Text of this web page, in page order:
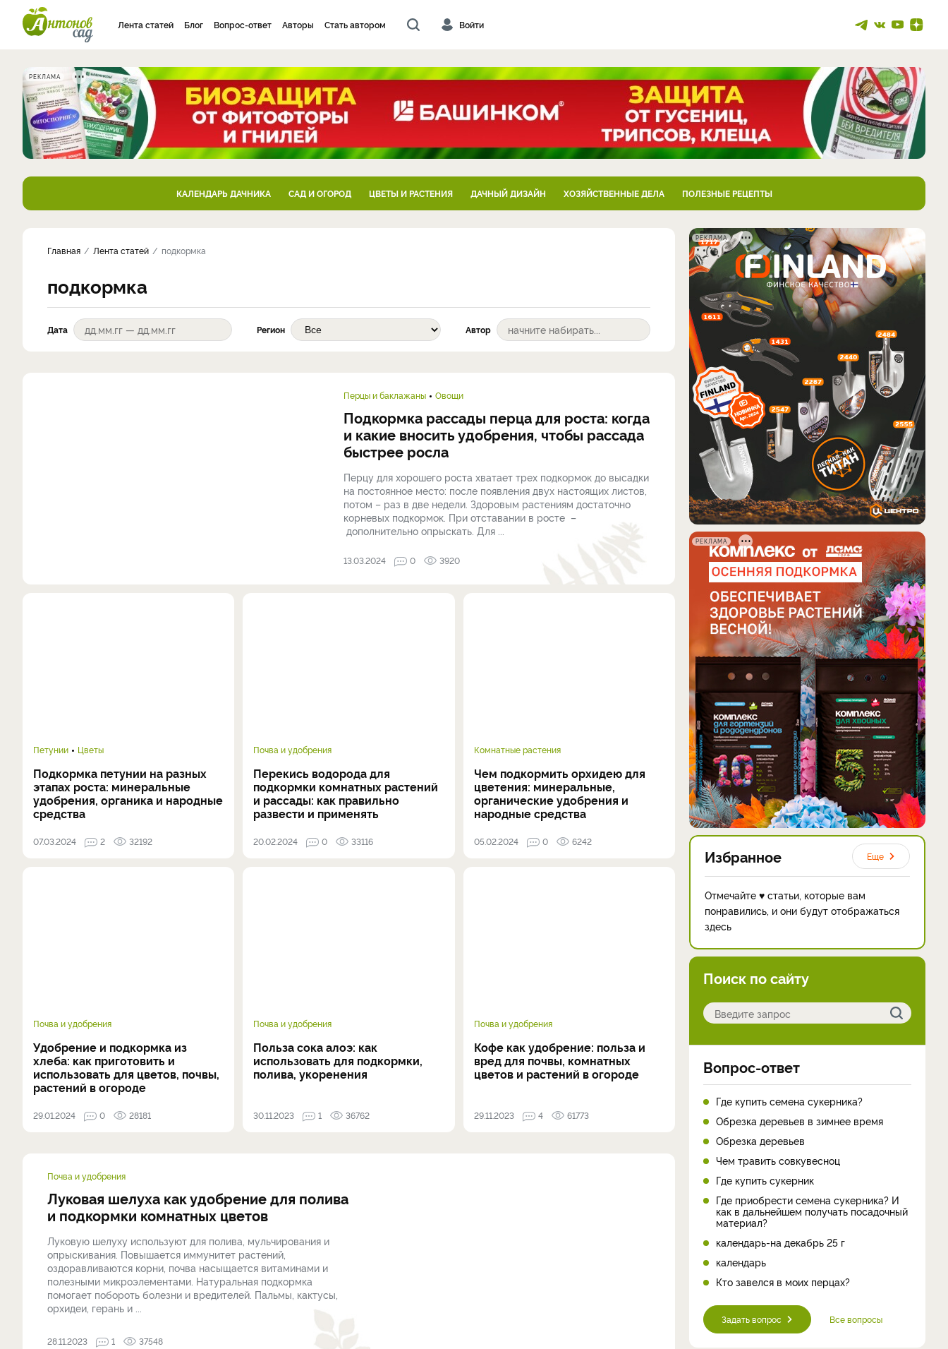
Лента статей Блог Вопрос-ответ Авторы Стать автором Войти
РЕКЛАМА
КАЛЕНДАРЬ ДАЧНИКА САД И ОГОРОД ЦВЕТЫ И РАСТЕНИЯ ДАЧНЫЙ ДИЗАЙН ХОЗЯЙСТВЕННЫЕ ДЕЛА ПОЛЕЗНЫЕ РЕЦЕПТЫ
Главная Лента статей подкормка
подкормка
Дата Регион Автор
Перцы и баклажаны Овощи
Подкормка рассады перца для роста: когда
и какие вносить удобрения, чтобы рассада
быстрее росла
Перцу для хорошего роста хватает трех подкормок до высадки
на постоянное место: после появления двух настоящих листов,
потом – раз в две недели. Здоровым растениям достаточно
корневых подкормок. При отставании в росте –
дополнительно опрыскать. Для ...
13.03.2024 0 3920
Петунии Цветы
Подкормка петунии на разных
этапах роста: минеральные
удобрения, органика и народные
средства
07.03.2024 2 32192
Почва и удобрения
Перекись водорода для
подкормки комнатных растений
и рассады: как правильно
развести и применять
20.02.2024 0 33116
Комнатные растения
Чем подкормить орхидею для
цветения: минеральные,
органические удобрения и
народные средства
05.02.2024 0 6242
Почва и удобрения
Удобрение и подкормка из
хлеба: как приготовить и
использовать для цветов, почвы,
растений в огороде
29.01.2024 0 28181
Почва и удобрения
Польза сока алоэ: как
использовать для подкормки,
полива, укоренения
30.11.2023 1 36762
Почва и удобрения
Кофе как удобрение: польза и
вред для почвы, комнатных
цветов и растений в огороде
29.11.2023 4 61773
Почва и удобрения
Луковая шелуха как удобрение для полива
и подкормки комнатных цветов
Луковую шелуху используют для полива, мульчирования и
опрыскивания. Повышается иммунитет растений,
оздоравливаются корни, почва насыщается витаминами и
полезными микроэлементами. Натуральная подкормка
помогает побороть болезни и вредителей. Пальмы, кактусы,
орхидеи, герань и ...
28.11.2023 1 37548
РЕКЛАМА
РЕКЛАМА
Избранное Еще
Отмечайте ♥ статьи, которые вам
понравились, и они будут отображаться
здесь
Поиск по сайту
Вопрос-ответ
Где купить семена сукерника?
Обрезка деревьев в зимнее время
Обрезка деревьев
Чем травить совкувесноц
Где купить сукерник
Где приобрести семена сукерника? И
как в дальнейшем получать посадочный
материал?
календарь-на декабрь 25 г
календарь
Кто завелся в моих перцах?
Задать вопрос Все вопросы